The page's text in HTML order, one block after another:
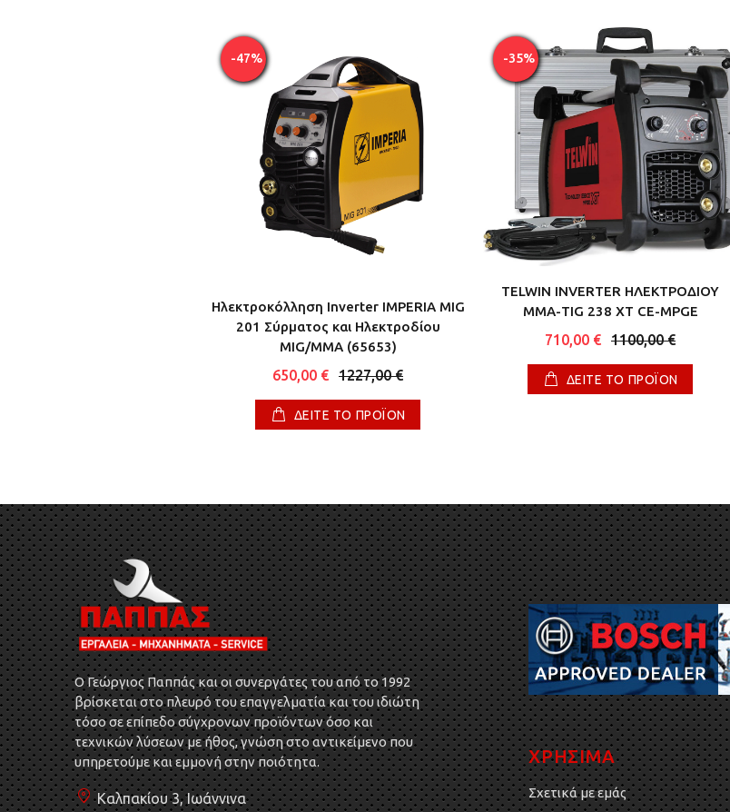
-47%
Ηλεκτροκόλληση Inverter IMPERIA MIG
201 Σύρματος και Ηλεκτροδίου
MIG/MMA (65653)
650,00 € 1227,00 €
ΔΕΙΤΕ ΤΟ ΠΡΟΪΟΝ
-35%
TELWIN INVERTER ΗΛΕΚΤΡΟΔΙΟΥ
ΜΜΑ-ΤΙG 238 ΧΤ CE-MPGE
710,00 € 1100,00 €
ΔΕΙΤΕ ΤΟ ΠΡΟΪΟΝ
O Γεώργιος Παππάς και οι συνεργάτες του από το 1992
βρίσκεται στο πλευρό του επαγγελματία και του ιδιώτη
τόσο σε επίπεδο σύγχρονων προϊόντων όσο και
τεχνικών λύσεων με ήθος, γνώση στο αντικείμενο που
υπηρετούμε και εμμονή στην ποιότητα.
Καλπακίου 3, Ιωάννινα
ΧΡΗΣΙΜΑ
Σχετικά με εμάς